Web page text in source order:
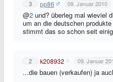
3 pp86 09. Januar 2010
@2 und? überleg mal wieviel
um an die deutschen
stimmt das so schon seit
2 k208932 09. Januar
...die bauen (verkaufen) ja